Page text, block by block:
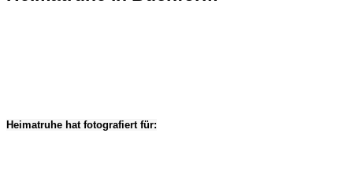
Heimatruhe hat fotografiert für: